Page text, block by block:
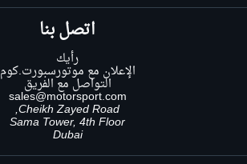
اتصل بنا
رأيك
الإعلان مع موتورسبورت.كوم
التواصل مع الفريق
sales@motorsport.com
Cheikh Zayed Road,
Sama Tower, 4th Floor
Dubai